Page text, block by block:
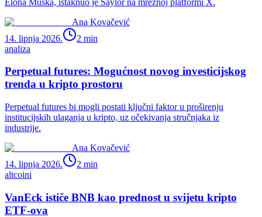
Ana Kovačević
14. lipnja 2026.
2 min
analiza
Perpetual futures: Mogućnost novog investicijskog
trenda u kripto prostoru
Perpetual futures bi mogli postati ključni faktor u proširenju
institucijskih ulaganja u kripto, uz očekivanja stručnjaka iz
industrije.
Ana Kovačević
14. lipnja 2026.
2 min
altcoini
VanEck ističe BNB kao prednost u svijetu kripto
ETF-ova